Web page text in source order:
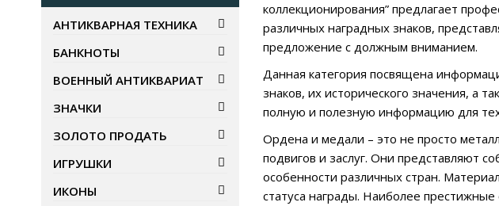
коллекционирования” предлагает
различных наградных знаков,
предложение с должным вниманием.
Данная категория посвящена
знаков, их исторического значения, а
полную и полезную информацию для
Ордена и медали – это не просто
подвигов и заслуг. Они представляют
особенности различных стран.
статуса награды. Наиболее
АНТИКВАРНАЯ ТЕХНИКА
БАНКНОТЫ
ВОЕННЫЙ АНТИКВАРИАТ
ЗНАЧКИ
ЗОЛОТО ПРОДАТЬ
ИГРУШКИ
ИКОНЫ